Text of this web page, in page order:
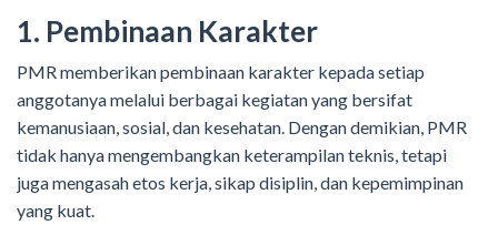
1. Pembinaan Karakter
PMR memberikan pembinaan karakter kepada setiap
anggotanya melalui berbagai kegiatan yang bersifat
kemanusiaan, sosial, dan kesehatan. Dengan demikian, PMR
tidak hanya mengembangkan keterampilan teknis, tetapi
juga mengasah etos kerja, sikap disiplin, dan kepemimpinan
yang kuat.